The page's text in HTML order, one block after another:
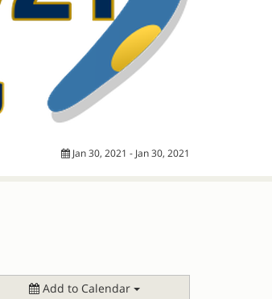
Jan 30, 2021 - Jan 30, 2021
Add to Calendar